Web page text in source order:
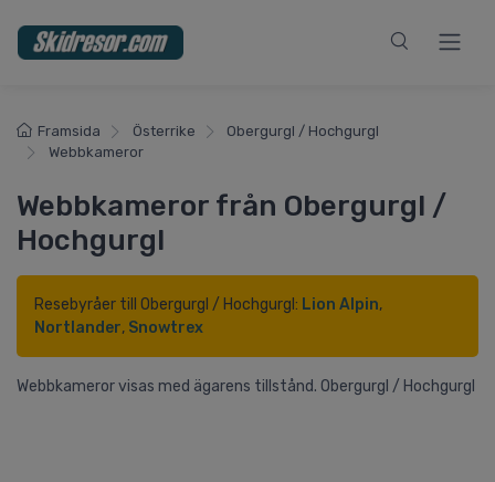
Framsida Österrike
Obergurgl / Hochgurgl
Webbkameror
Webbkameror från Obergurgl /
Hochgurgl
Resebyråer till Obergurgl / Hochgurgl: Lion Alpin,
Nortlander, Snowtrex
Webbkameror visas med ägarens tillstånd. Obergurgl / Hochgurgl